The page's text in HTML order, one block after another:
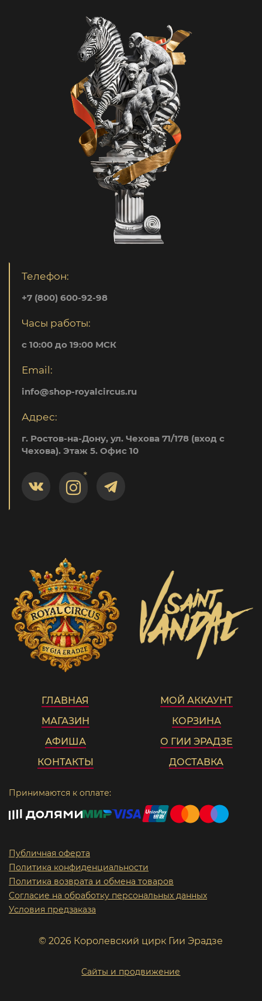
Телефон:
+7 (800) 600-92-98
Часы работы:
с 10:00 до 19:00 МСК
Email:
info@shop-royalcircus.ru
Адрес:
г. Ростов-на-Дону, ул. Чехова 71/178 (вход с
Чехова). Этаж 5. Офис 10
ГЛАВНАЯ
МАГАЗИН
АФИША
КОНТАКТЫ
МОЙ АККАУНТ
КОРЗИНА
О ГИИ ЭРАДЗЕ
ДОСТАВКА
Принимаются к оплате:
Публичная оферта
Политика конфиденциальности
Политика возврата и обмена товаров
Согласие на обработку персональных данных
Условия предзаказа
© 2026 Королевский цирк Гии Эрадзе
Сайты и продвижение